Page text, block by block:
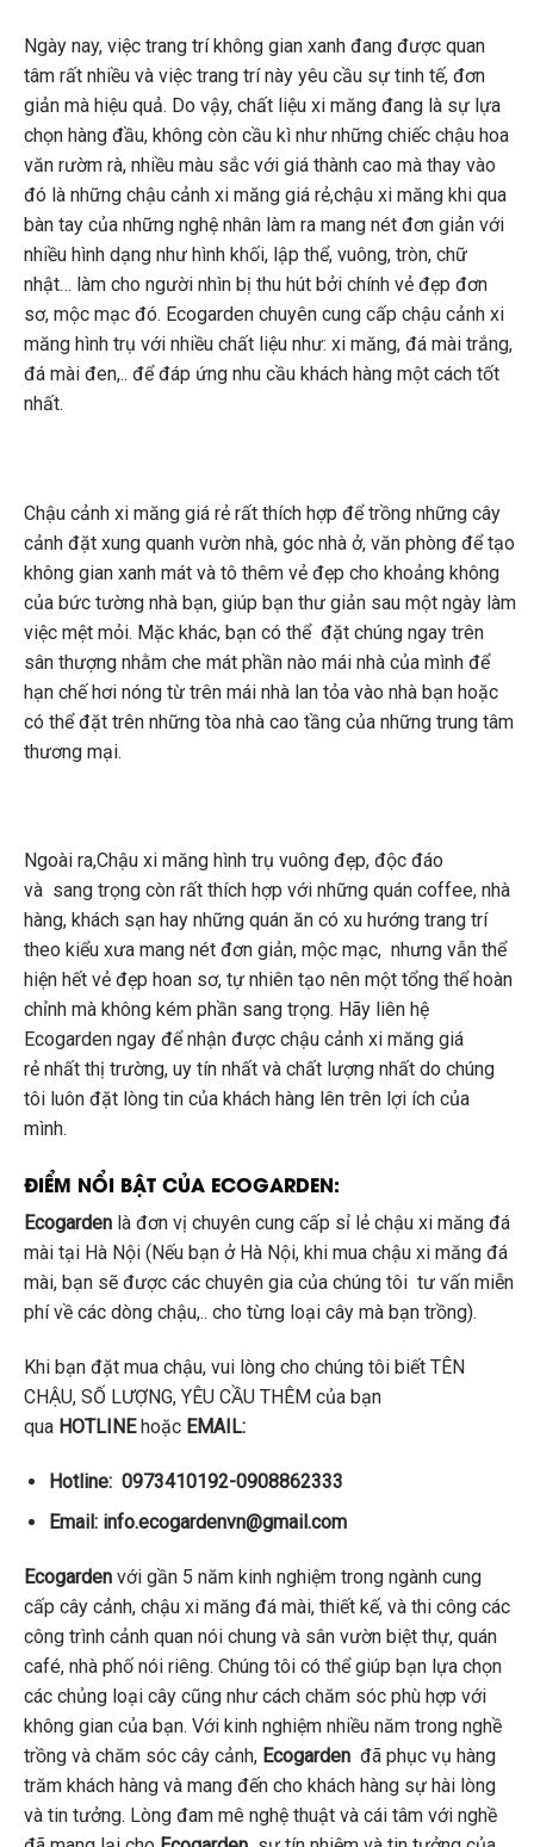
Ngày nay, việc trang trí không gian xanh đang được quan
tâm rất nhiều và việc trang trí này yêu cầu sự tinh tế, đơn
giản mà hiệu quả. Do vậy, chất liệu xi măng đang là sự lựa
chọn hàng đầu, không còn cầu kì như những chiếc chậu hoa
văn rườm rà, nhiều màu sắc với giá thành cao mà thay vào
đó là những chậu cảnh xi măng giá rẻ,chậu xi măng khi qua
bàn tay của những nghệ nhân làm ra mang nét đơn giản với
nhiều hình dạng như hình khối, lập thể, vuông, tròn, chữ
nhật… làm cho người nhìn bị thu hút bởi chính vẻ đẹp đơn
sơ, mộc mạc đó. Ecogarden chuyên cung cấp chậu cảnh xi
măng hình trụ với nhiều chất liệu như: xi măng, đá mài trắng,
đá mài đen,.. để đáp ứng nhu cầu khách hàng một cách tốt
nhất.
Chậu cảnh xi măng giá rẻ rất thích hợp để trồng những cây
cảnh đặt xung quanh vườn nhà, góc nhà ở, văn phòng để tạo
không gian xanh mát và tô thêm vẻ đẹp cho khoảng không
của bức tường nhà bạn, giúp bạn thư giản sau một ngày làm
việc mệt mỏi. Mặc khác, bạn có thể đặt chúng ngay trên
sân thượng nhằm che mát phần nào mái nhà của mình để
hạn chế hơi nóng từ trên mái nhà lan tỏa vào nhà bạn hoặc
có thể đặt trên những tòa nhà cao tầng của những trung tâm
thương mại.
Ngoài ra,Chậu xi măng hình trụ vuông đẹp, độc đáo
và sang trọng còn rất thích hợp với những quán coffee, nhà
hàng, khách sạn hay những quán ăn có xu hướng trang trí
theo kiểu xưa mang nét đơn giản, mộc mạc, nhưng vẫn thể
hiện hết vẻ đẹp hoan sơ, tự nhiên tạo nên một tổng thể hoàn
chỉnh mà không kém phần sang trọng. Hãy liên hệ
Ecogarden ngay để nhận được chậu cảnh xi măng giá
rẻ nhất thị trường, uy tín nhất và chất lượng nhất do chúng
tôi luôn đặt lòng tin của khách hàng lên trên lợi ích của
mình.
ĐIỂM NỔI BẬT CỦA ECOGARDEN:
Ecogarden là đơn vị chuyên cung cấp sỉ lẻ chậu xi măng đá
mài tại Hà Nội (Nếu bạn ở Hà Nội, khi mua chậu xi măng đá
mài, bạn sẽ được các chuyên gia của chúng tôi tư vấn miễn
phí về các dòng chậu,.. cho từng loại cây mà bạn trồng).
Khi bạn đặt mua chậu, vui lòng cho chúng tôi biết TÊN
CHẬU, SỐ LƯỢNG, YÊU CẦU THÊM của bạn
qua HOTLINEhoặc EMAIL:
Hotline: 0973410192-0908862333
Email: info.ecogardenvn@gmail.com
Ecogarden với gần 5 năm kinh nghiệm trong ngành cung
cấp cây cảnh, chậu xi măng đá mài, thiết kế, và thi công các
công trình cảnh quan nói chung và sân vườn biệt thự, quán
café, nhà phố nói riêng. Chúng tôi có thể giúp bạn lựa chọn
các chủng loại cây cũng như cách chăm sóc phù hợp với
không gian của bạn. Với kinh nghiệm nhiều năm trong nghề
trồng và chăm sóc cây cảnh, Ecogarden đã phục vụ hàng
trăm khách hàng và mang đến cho khách hàng sự hài lòng
và tin tưởng. Lòng đam mê nghệ thuật và cái tâm với nghề